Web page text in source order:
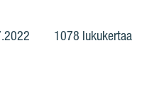
1078 lukukertaa